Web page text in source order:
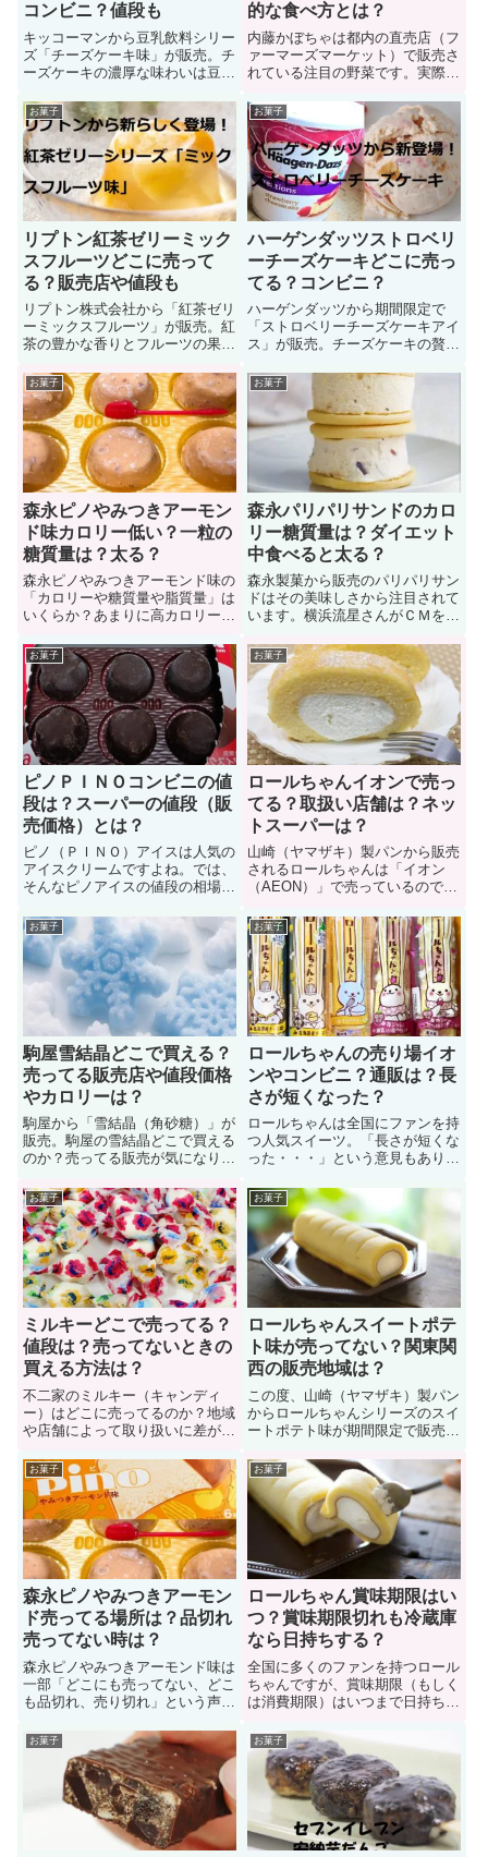
コンビニ？値段も
キッコーマンから豆乳飲料シリー
ズ「チーズケーキ味」が販売。チ
ーズケーキの濃厚な味わいは豆乳
な甘さが広がるとともに幸せな気
分になります。ではキッコーマン
豆乳飲料チーズケーキに関する
「販売店（どこに売ってる？）コ
ンビニ店舗、値段、味、カロリー
糖質量」について見ていこう
的な食べ方とは？
内藤かぼちゃは都内の直売店（フ
ァーマーズマーケット）で販売さ
れている注目の野菜です。実際に
ていますからね。そこで、テレビ
番組でも取り上げられた内藤南瓜
（かぼちゃ）は本当に美味しいの
か？実際に食べて見ないとわかり
ませんよね。口コミと効果的な食
べ方を見ていきましょう。
お菓子
リプトン紅茶ゼリーミック
スフルーツどこに売って
る？販売店や値段も
リプトン株式会社から「紅茶ゼリ
ーミックスフルーツ」が販売。紅
茶の豊かな香りとフルーツの果肉
リー。もちろん食後のデザートや
お口直しにピッタリ！ではリプト
ン紅茶ゼリーミックスフルーツに
関する（販売店（どこに売って
る？）、値段、カロリー、味、賞
味期限」について見ていこう！
お菓子
ハーゲンダッツストロベリ
ーチーズケーキどこに売っ
てる？コンビニ？
ハーゲンダッツから期間限定で
「ストロベリーチーズケーキアイ
ス」が販売。チーズケーキの贅沢
ースの甘酸っぱさは相性抜群で一
口食べれば幸せな気持ちに！ここ
ではハーゲンダッツストロベリー
チーズケーキに関する「販売店、
値段、販売期間（いつまで？）、
味、カロリー」を知っていこう
お菓子
森永ピノやみつきアーモン
ド味カロリー低い？一粒の
糖質量は？太る？
森永ピノやみつきアーモンド味の
「カロリーや糖質量や脂質量」は
いくらか？あまりに高カロリーだ
ダイエット中の人は絶対に知って
おきたいところです。このページ
では森永ピノやみつきアーモンド
味に関する「一粒一箱のカロリー
や糖質量や脂質量、食べたら太る
のか？」などについて解説します
お菓子
森永パリパリサンドのカロ
リー糖質量は？ダイエット
中食べると太る？
森永製菓から販売のパリパリサン
ドはその美味しさから注目されて
います。横浜流星さんがＣＭをし
ＧＡ）パリパリサンドのカロリー
と糖質量はどれくらいなのか？太
るリスクを軽減したいもの。特に
ダイエット中の人は共感できます
よね。では、森永パリパリサンド
のカロリーと糖質量を見ていこう
お菓子
ピノＰＩＮＯコンビニの値
段は？スーパーの値段（販
売価格）とは？
ピノ（ＰＩＮＯ）アイスは人気の
アイスクリームですよね。では、
そんなピノアイスの値段の相場は
ビニの販売価格とスーパーマーケ
ットでの販売価格は異なっていま
す。このページではピノＰＩＮＯ
アイスに関する「コンビニの値
段、スーパーの値段（販売価
格）」を解説しています。
お菓子
ロールちゃんイオンで売っ
てる？取扱い店舗は？ネッ
トスーパーは？
山崎（ヤマザキ）製パンから販売
されるロールちゃんは「イオン
（AEON）」で売っているのでし
ゃんに関する「イオンの取扱い店
舗、ネットスーパーで買えるの
か？値段はいくらか？」疑問にお
答えしています。また、もしイオ
ンで買えた場合のメリットなどに
ついても解説しています。
お菓子
駒屋雪結晶どこで買える？
売ってる販売店や値段価格
やカロリーは？
駒屋から「雪結晶（角砂糖）」が
販売。駒屋の雪結晶どこで買える
のか？売ってる販売が気になりま
おうとすると「どこにも売ってな
い」なんてことも。そこで、この
ページでは駒屋の雪結晶（角砂
糖）が売ってる販売店（買えるお
店）やネット通販の値段価格やカ
ロリーなどについて紹介していま
す
お菓子
ロールちゃんの売り場イオ
ンやコンビニ？通販は？長
さが短くなった？
ロールちゃんは全国にファンを持
つ人気スイーツ。「長さが短くな
った・・・」という意見もありま
っている人も多い。ホイップクリ
ームの甘さとカステラ生地の味は
相性抜群で、食べた人を幸せな気
分にします。ここではロールちゃ
んに関する「売り場、通販店、賞
味期限」などについて解説。
お菓子
ミルキーどこで売ってる？
値段は？売ってないときの
買える方法は？
不二家のミルキー（キャンディ
ー）はどこに売ってるのか？地域
や店舗によって取り扱いに差があ
店舗によってはピンキリだったり
ます。このページでは不二家のミ
ルキーが売っている場所や販売価
格（値段）について紹介します。
またた売ってないときに買える方
法を知っておきましょう。
お菓子
ロールちゃんスイートポテ
ト味が売ってない？関東関
西の販売地域は？
この度、山崎（ヤマザキ）製パン
からロールちゃんシリーズのスイ
ートポテト味が期間限定で販売さ
ーズを食べたいけど売ってないこ
ともありますよね。売ってない理
由は何なのか？関東や関西での販
売地域と照らし合わせ、ロールち
ゃんシリーズが売ってるお店を知
っていましょう。
お菓子
森永ピノやみつきアーモン
ド売ってる場所は？品切れ
売ってない時は？
森永ピノやみつきアーモンド味は
一部「どこにも売ってない、どこ
も品切れ、売り切れ」という声が
ピノやみつきアーモンド売ってる
場所、売り場（コーナー）、品切
れ売ってない時の購入方法」など
について紹介しています。コンビ
ニやスーパーマーケットで見つけ
られない人はぜひ参考にしよう
お菓子
ロールちゃん賞味期限はい
つ？賞味期限切れも冷蔵庫
なら日持ちする？
全国に多くのファンを持つロール
ちゃんですが、賞味期限（もしく
は消費期限）はいつまで日持ちす
蔵保存なら安全に食べられるの
か？「ロールちゃんが冷蔵庫から
見つかった・・・」なんてことも
あります。ではページを読み進め
てロールちゃんの賞味期限や賞味
期限切れへの対処法を見ていこ
う！
お菓子 お菓子